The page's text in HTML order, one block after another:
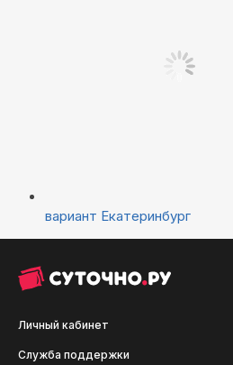
вариант Екатеринбург
Личный кабинет
Служба поддержки